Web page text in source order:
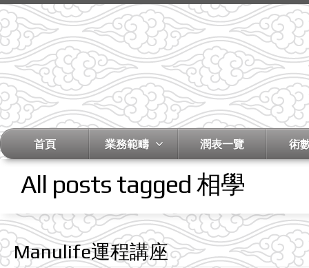
首頁 業務範疇 潤表一覽 術
All posts tagged 相學
Manulife運程講座